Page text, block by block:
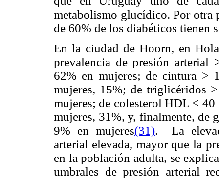
metabolismo glucídico. Por otra
de 60% de los diabéticos tienen
En la ciudad de Hoorn, en
prevalencia de presión
62% en mujeres; de cintura >
mujeres, 15%; de triglicéridos
mujeres; de colesterol HDL <
mujeres, 31%, y, finalmente, de
9% en mujeres(31). La
arterial elevada, mayor que la
en la población adulta, se
umbrales de presión arterial